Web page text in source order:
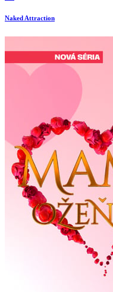
Naked Attraction